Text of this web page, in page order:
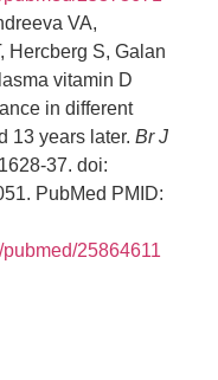
VA,
Hercberg S, Galan
vitamin D
in different
13 years later. Br J
37. doi:
PubMed PMID:
25864611